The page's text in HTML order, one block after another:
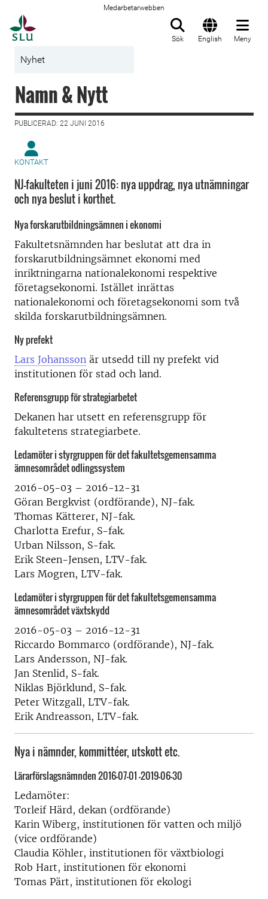
Medarbetarwebben
Sök English Meny
Nyhet
Namn & Nytt
PUBLICERAD: 22 JUNI 2016
KONTAKT
NJ-fakulteten i juni 2016: nya uppdrag, nya utnämningar
och nya beslut i korthet.
Nya forskarutbildningsämnen i ekonomi
Fakultetsnämnden har beslutat att dra in
forskarutbildningsämnet ekonomi med
inriktningarna nationalekonomi respektive
företagsekonomi. Istället inrättas
nationalekonomi och företagsekonomi som två
skilda forskarutbildningsämnen.
Ny prefekt
Lars Johansson är utsedd till ny prefekt vid
institutionen för stad och land.
Referensgrupp för strategiarbetet
Dekanen har utsett en referensgrupp för
fakultetens strategiarbete.
Ledamöter i styrgruppen för det fakultetsgemensamma
ämnesområdet odlingssystem
2016-05-03 – 2016-12-31
Göran Bergkvist (ordförande), NJ-fak.
Thomas Kätterer, NJ-fak.
Charlotta Erefur, S-fak.
Urban Nilsson, S-fak.
Erik Steen-Jensen, LTV-fak.
Lars Mogren, LTV-fak.
Ledamöter i styrgruppen för det fakultetsgemensamma
ämnesområdet växtskydd
2016-05-03 – 2016-12-31
Riccardo Bommarco (ordförande), NJ-fak.
Lars Andersson, NJ-fak.
Jan Stenlid, S-fak.
Niklas Björklund, S-fak.
Peter Witzgall, LTV-fak.
Erik Andreasson, LTV-fak.
Nya i nämnder, kommittéer, utskott etc.
Lärarförslagsnämnden 2016-07-01 -2019-06-30
Ledamöter:
Torleif Härd, dekan (ordförande)
Karin Wiberg, institutionen för vatten och miljö
(vice ordförande)
Claudia Köhler, institutionen för växtbiologi
Rob Hart, institutionen för ekonomi
Tomas Pärt, institutionen för ekologi